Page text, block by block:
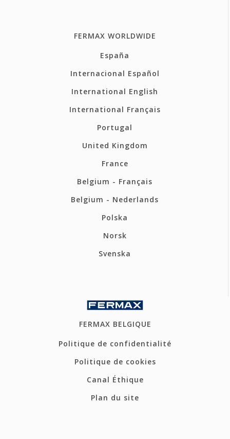
FERMAX WORLDWIDE
España
Internacional Español
International English
International Français
Portugal
United Kingdom
France
Belgium - Français
Belgium - Nederlands
Polska
Norsk
Svenska
FERMAX BELGIQUE
Politique de confidentialité
Politique de cookies
Canal Éthique
Plan du site